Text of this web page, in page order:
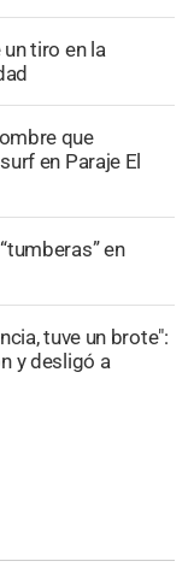
tiro en la
que
en Paraje El
en
tuve un brote":
y desligó a